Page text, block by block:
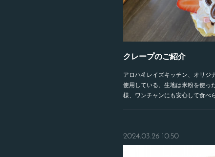
クレープのご紹介
アロハ🤙レイズキッチン、オリジ
使用している、生地は米粉を使っ
様、ワンチャンにも安心して食
2024.03.26 10:50